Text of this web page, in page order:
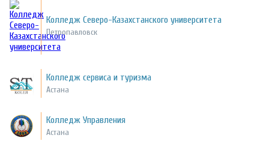
Колледж Северо-Казахстанского университета
Петропавловск
Колледж сервиса и туризма
Астана
Колледж Управления
Астана